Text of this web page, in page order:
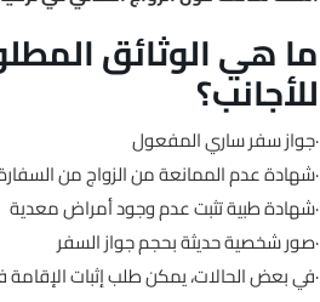
للأجانب؟
جواز سفر ساري المفعول·
شهادة عدم الممانعة من الزواج من السفارة أو القنصلية الخاصة بالزوجين·
شهادة طبية تثبت عدم وجود أمراض معدية·
صور شخصية حديثة بحجم جواز السفر·
في بعض الحالات، يمكن طلب إثبات الإقامة في تركيا·